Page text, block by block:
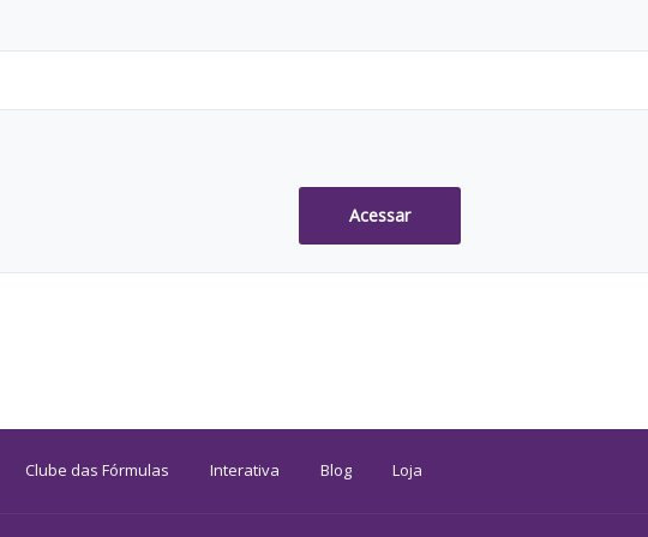
Acessar
Clube das Fórmulas Interativa Blog Loja